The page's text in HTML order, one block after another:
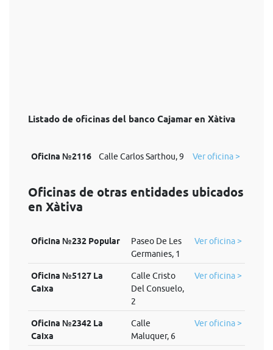
Listado de oficinas del banco Cajamar en Xàtiva
Oficina №2116 Calle Carlos Sarthou, 9 Ver oficina >
Oficinas de otras entidades ubicados
en Xàtiva
Oficina №232 Popular
Paseo De Les
Germanies, 1
Ver oficina >
Oficina №5127 La
Caixa
Calle Cristo
Del Consuelo,
2
Ver oficina >
Oficina №2342 La
Caixa
Calle
Maluquer, 6
Ver oficina >